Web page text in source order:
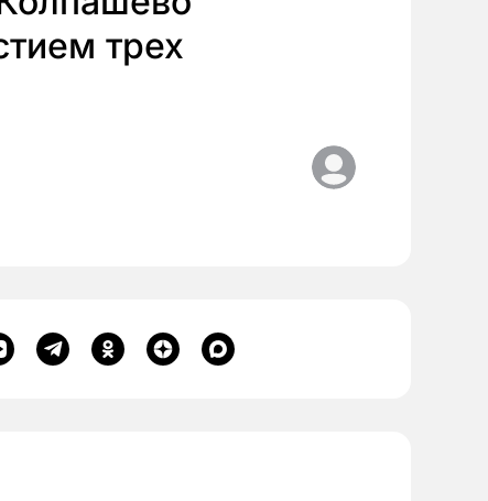
трех